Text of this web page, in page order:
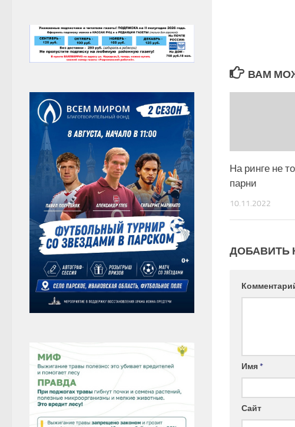
ВАМ
На ринге не
парни
10.11.2022
ДОБАВИТЬ
Имя*
Сайт